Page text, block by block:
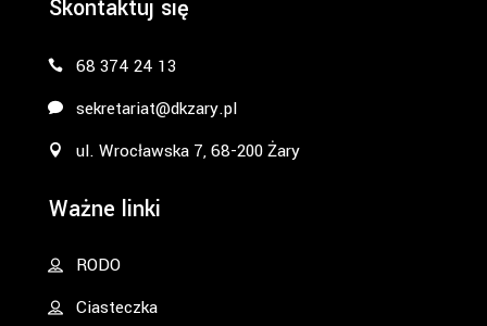
Skontaktuj się
68 374 24 13
sekretariat@dkzary.pl
ul. Wrocławska 7, 68-200 Żary
Ważne linki
RODO
Ciasteczka